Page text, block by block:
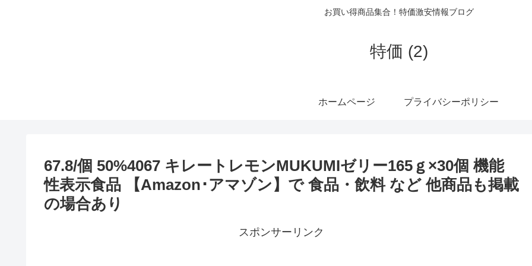
お買い得商品集合！特価激安情報ブログ
特価 (2)
ホームページ プライバシーポリシー
67.8/個 50%4067 キレートレモンMUKUMIゼリー165ｇ×30個 機能
性表示食品 【Amazon･アマゾン】で 食品・飲料 など 他商品も掲載
の場合あり
スポンサーリンク